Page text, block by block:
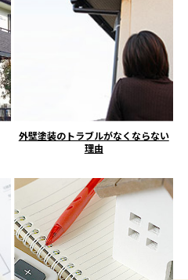
外壁塗装のトラブルがなくならない
理由